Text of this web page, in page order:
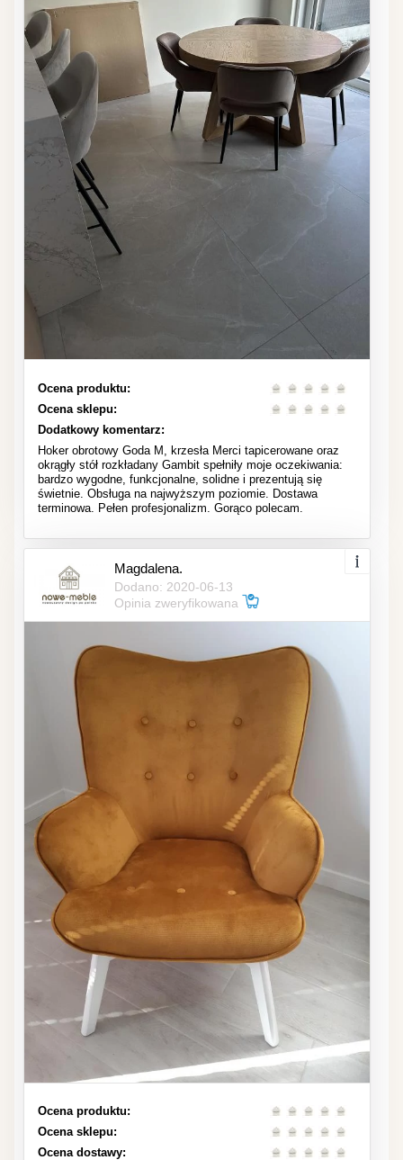
Ocena produktu:
Ocena sklepu:
Dodatkowy komentarz:
Hoker obrotowy Goda M, krzesła Merci tapicerowane oraz
okrągły stół rozkładany Gambit spełniły moje oczekiwania:
bardzo wygodne, funkcjonalne, solidne i prezentują się
świetnie. Obsługa na najwyższym poziomie. Dostawa
terminowa. Pełen profesjonalizm. Gorąco polecam.
Magdalena.
Dodano: 2020-06-13
Opinia zweryfikowana
Ocena produktu:
Ocena sklepu:
Ocena dostawy: